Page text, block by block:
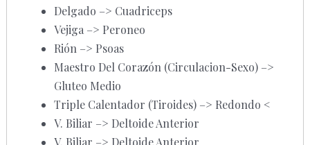
Delgado –> Cuadriceps
Vejiga –> Peroneo
Rión –> Psoas
Maestro Del Corazón (Circulacion-Sexo) –>
Gluteo Medio
Triple Calentador (Tiroides) –> Redondo <
V. Biliar –> Deltoide Anterior
V. Biliar –> Deltoide Anterior